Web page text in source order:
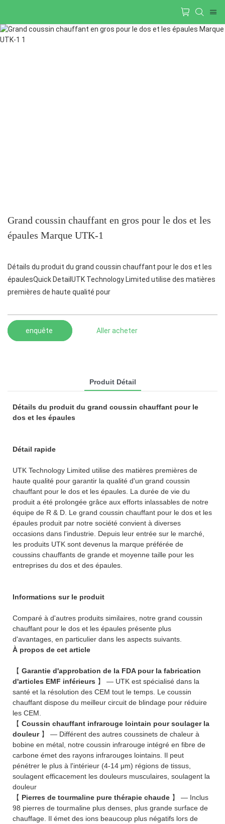
Grand coussin chauffant en gros pour le dos et les
épaules Marque UTK-1
Détails du produit du grand coussin chauffant pour le dos et les
épaulesQuick DetailUTK Technology Limited utilise des matières
premières de haute qualité pour
enquête Aller acheter
Produit Détail
Détails du produit du grand coussin chauffant pour le
dos et les épaules
Détail rapide
UTK Technology Limited utilise des matières premières de
haute qualité pour garantir la qualité d'un grand coussin
chauffant pour le dos et les épaules. La durée de vie du
produit a été prolongée grâce aux efforts inlassables de notre
équipe de R & D. Le grand coussin chauffant pour le dos et les
épaules produit par notre société convient à diverses
occasions dans l'industrie. Depuis leur entrée sur le marché,
les produits UTK sont devenus la marque préférée de
coussins chauffants de grande et moyenne taille pour les
entreprises du dos et des épaules.
Informations sur le produit
Comparé à d'autres produits similaires, notre grand coussin
chauffant pour le dos et les épaules présente plus
d'avantages, en particulier dans les aspects suivants.
À propos de cet article
【 Garantie d'approbation de la FDA pour la fabrication
d'articles EMF inférieurs 】 — UTK est spécialisé dans la
santé et la résolution des CEM tout le temps. Le coussin
chauffant dispose du meilleur circuit de blindage pour réduire
les CEM.
【 Coussin chauffant infrarouge lointain pour soulager la
douleur 】 — Différent des autres coussinets de chaleur à
bobine en métal, notre coussin infrarouge intégré en fibre de
carbone émet des rayons infrarouges lointains. Il peut
pénétrer le plus à l'intérieur (4-14 μm) régions de tissus,
soulagent efficacement les douleurs musculaires, soulagent la
douleur
【 Pierres de tourmaline pure thérapie chaude 】 — Inclus
98 pierres de tourmaline plus denses, plus grande surface de
chauffage. Il émet des ions beaucoup plus négatifs lors de